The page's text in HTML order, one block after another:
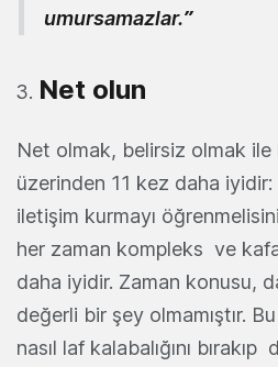
umursamazlar.”
Net olun
Net olmak, belirsiz olmak ile
üzerinden 11 kez daha
iletişim kurmayı
her zaman kompleks ve kafa
daha iyidir. Zaman konusu,
değerli bir şey olmamıştır.
nasıl laf kalabalığını